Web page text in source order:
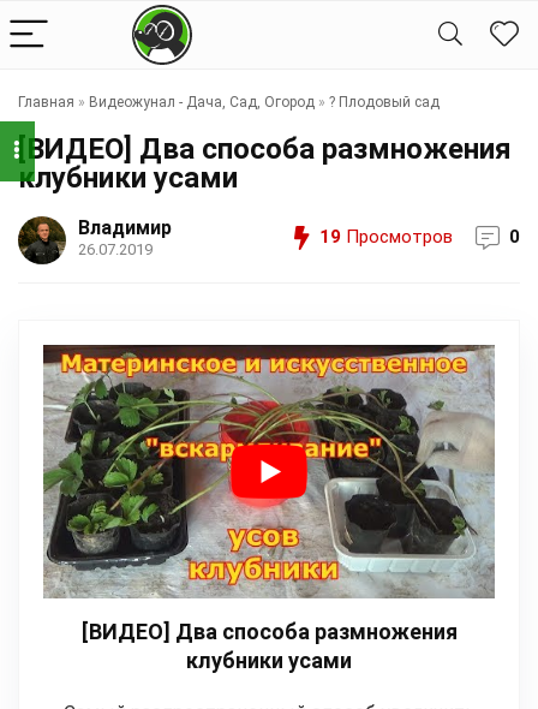
Главная » Видеожунал - Дача, Сад, Огород » ?️ Плодовый сад
[ВИДЕО] Два способа размножения
клубники усами
Владимир
26.07.2019
19 Просмотров 0
[ВИДЕО] Два способа размножения
клубники усами